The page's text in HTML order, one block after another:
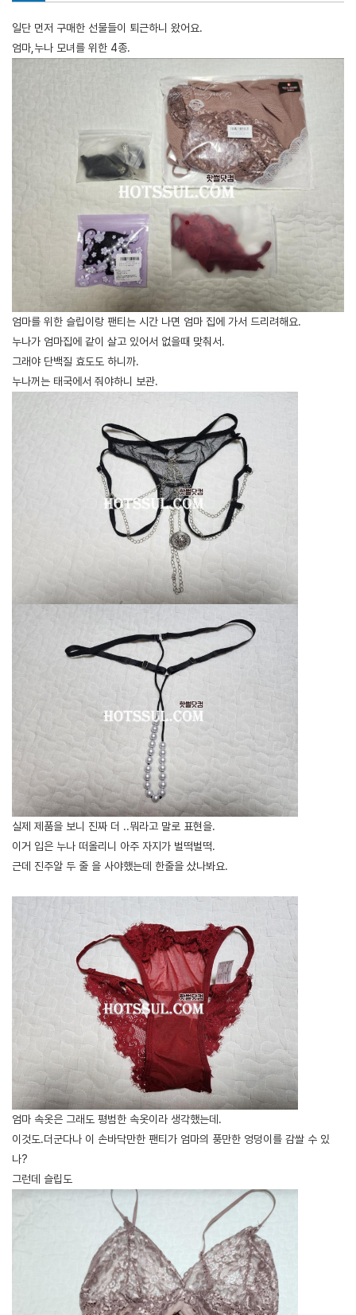
일단 먼저 구매한 선물들이 퇴근하니 왔어요.
엄마,누나 모녀를 위한 4종.
엄마를 위한 슬립이랑 팬티는 시간 나면 엄마 집에 가서 드리려해요.
누나가 엄마집에 같이 살고 있어서 없을때 맞춰서.
그래야 단백질 효도도 하니까.
누나꺼는 태국에서 줘야하니 보관.
실제 제품을 보니 진짜 더 ..뭐라고 말로 표현을.
이거 입은 누나 떠올리니 아주 자지가 벌떡벌떡.
근데 진주알 두 줄 을 사야했는데 한줄을 샀나봐요.
엄마 속옷은 그래도 평범한 속옷이라 생각했는데.
이것도.더군다나 이 손바닥만한 팬티가 엄마의 풍만한 엉덩이를 감쌀 수 있
나?
그런데 슬립도